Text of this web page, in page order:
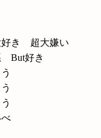
き 超大嫌い
But好き